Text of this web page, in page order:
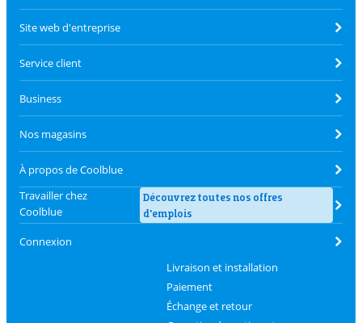
Site web d'entreprise
Service client
Business
Nos magasins
À propos de Coolblue
Travailler chez
Coolblue
Découvrez toutes nos offres
d'emplois
Connexion
Livraison et installation
Paiement
Échange et retour